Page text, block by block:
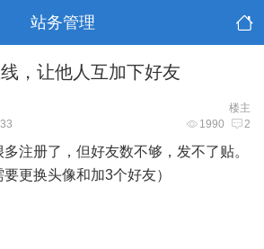
站务管理
，让他人互加下好友
楼主
1990 2
注册了，但好友数不够，发不了贴。
要更换头像和加3个好友）